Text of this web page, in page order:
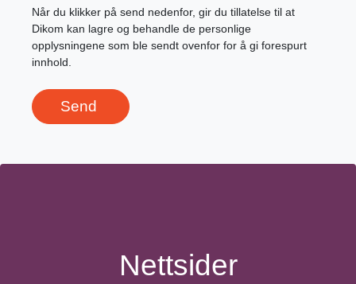
Når du klikker på send nedenfor, gir du tillatelse til at
Dikom kan lagre og behandle de personlige
opplysningene som ble sendt ovenfor for å gi forespurt
innhold.
Nettsider